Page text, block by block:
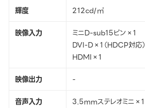
輝度
212cd/㎡
映像入力
ミニD-sub15ピン×1
DVI-D×1（HDCP対応）
HDMI×1
映像出力
-
音声入力
3.5mmステレオミニ×1